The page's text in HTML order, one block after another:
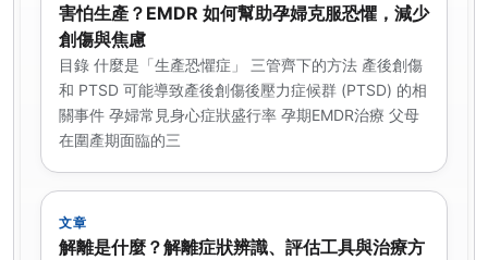
害怕生產？EMDR 如何幫助孕婦克服恐懼，減少
創傷與焦慮
目錄 什麼是「生產恐懼症」 三管齊下的方法 產後創傷
和 PTSD 可能導致產後創傷後壓力症候群 (PTSD) 的相
關事件 孕婦常見身心症狀盛行率 孕期EMDR治療 父母
在圍產期面臨的三
文章
解離是什麼？解離症狀辨識、評估工具與治療方